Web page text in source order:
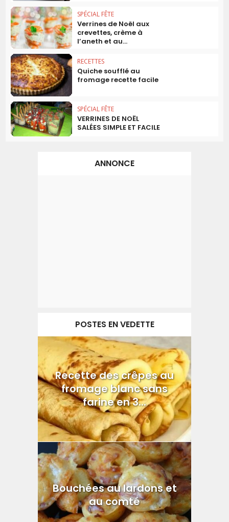
SPÉCIAL FÊTE
Verrines de Noël aux
crevettes, crème à
l’aneth et au...
RECETTES
Quiche soufflé au
fromage recette facile
SPÉCIAL FÊTE
VERRINES DE NOËL
SALÉES SIMPLE ET FACILE
ANNONCE
POSTES EN VEDETTE
Recette des crêpes au
fromage blanc sans
farine en 3...
Bouchées au lardons et
au comté